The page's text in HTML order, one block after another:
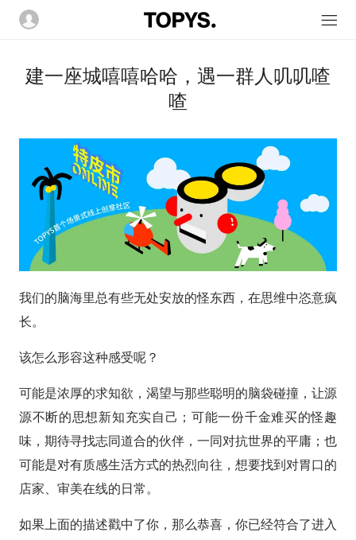
建一座城嘻嘻哈哈，遇一群人叽叽喳
喳
我们的脑海里总有些无处安放的怪东西，在思维中恣意疯
长。
该怎么形容这种感受呢？
可能是浓厚的求知欲，渴望与那些聪明的脑袋碰撞，让源
源不断的思想新知充实自己；可能一份千金难买的怪趣
味，期待寻找志同道合的伙伴，一同对抗世界的平庸；也
可能是对有质感生活方式的热烈向往，想要找到对胃口的
店家、审美在线的日常。
如果上面的描述戳中了你，那么恭喜，你已经符合了进入